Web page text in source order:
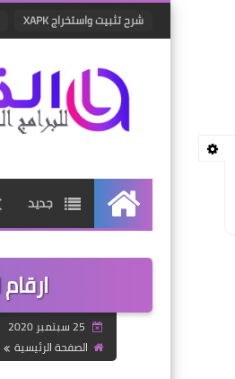
شرح تثبيت واستخراج XAPK
الرئيسيةجديد
الصفحة الرئيسية